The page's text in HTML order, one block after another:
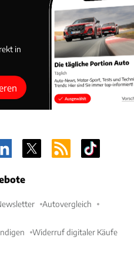
in
Autovergleich
Widerruf digitaler Käufe